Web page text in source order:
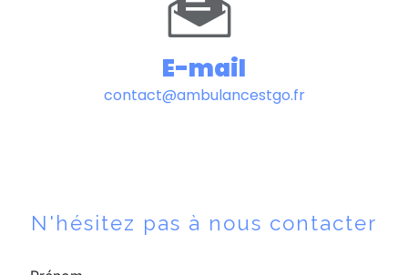
E-mail
contact@ambulancestgo.fr
N'hésitez pas à nous contacter